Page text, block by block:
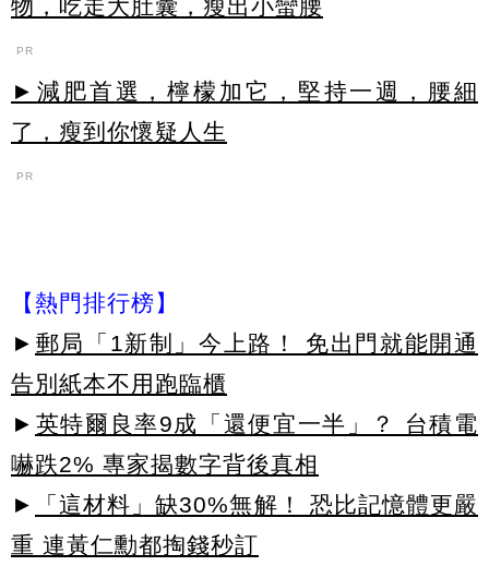
物，吃走大肚囊，瘦出小蠻腰
PR
►減肥首選，檸檬加它，堅持一週，腰細
了，瘦到你懷疑人生
PR
【熱門排行榜】
► 郵局「1新制」今上路！ 免出門就能開通
告別紙本不用跑臨櫃
► 英特爾良率9成「還便宜一半」？ 台積電
嚇跌2% 專家揭數字背後真相
►
「這材料」缺30%無解！ 恐比記憶體更嚴
重 連黃仁勳都掏錢秒訂